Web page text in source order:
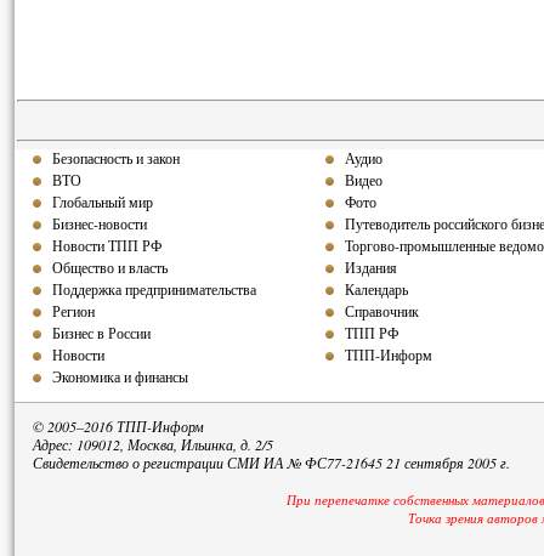
Безопасность и закон
ВТО
Глобальный мир
Бизнес-новости
Новости ТПП РФ
Общество и власть
Поддержка предпринимательства
Регион
Бизнес в России
Новости
Экономика и финансы
Аудио
Видео
Фото
Путеводитель российского
Торгово-промышленные
Издания
Календарь
Справочник
ТПП РФ
ТПП-Информ
© 2005–2016 ТПП-Информ
Адрес: 109012, Москва, Ильинка, д. 2/5
Свидетельство о регистрации СМИ ИА № ФС77-21645 21 сентября 2005 г.
При перепечатке собственных
Точка зрения